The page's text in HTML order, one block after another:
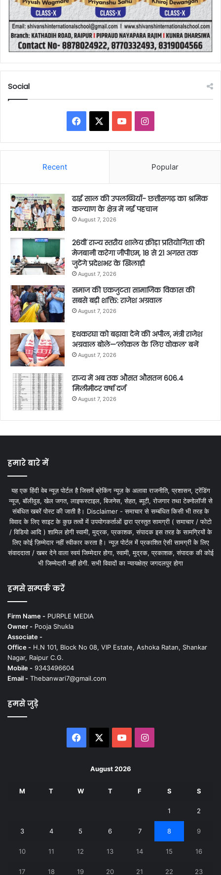
Social
Facebook YouTubeInstagram
Recent Popular
ढाई साल की उपलब्धियाँ- छत्तीसगढ़ का श्रमिक
कल्याण के क्षेत्र में नई पहचान
August 7, 2026
26वीं राज्य स्तरीय शालेय क्रीड़ा प्रतियोगिता की
मेजबानी करेगा जीपीएम, 18 से 21 अगस्त तक
जुटेंगे प्रदेशभर के खिलाड़ी
August 7, 2026
समाज की एकजुटता सामाजिक विकास की
सबसे बड़ी शक्ति: राजेश अग्रवाल
August 7, 2026
हथकरघा को बढ़ावा देने की अपील, मंत्री राजेश
अग्रवाल बोले—‘लोकल के लिए वोकल’ बनें
August 7, 2026
राज्य में अब तक औसत औसतन 606.4
मिलीमीटर वर्षा दर्ज
August 7, 2026
हमारे बारे में
यह एक हिंदी वेब न्यूज़ पोर्टल है जिसमें ब्रेकिंग न्यूज़ के अलावा राजनीति, प्रशासन, ट्रेंडिंग
न्यूज, बॉलीवुड, खेल जगत, लाइफस्टाइल, बिजनेस, सेहत, ब्यूटी, रोजगार तथा टेक्नोलॉजी से
संबंधित खबरें पोस्ट की जाती है। Disclaimer - समाचार से सम्बंधित किसी भी तरह के
विवाद के लिए साइट के कुछ तत्वों में उपयोगकर्ताओं द्वारा प्रस्तुत सामग्री ( समाचार / फोटो
/ विडियो आदि ) शामिल होगी स्वामी, मुद्रक, प्रकाशक, संपादक इस तरह के सामग्रियों के
लिए कोई ज़िम्मेदार नहीं स्वीकार करता है। न्यूज़ पोर्टल में प्रकाशित ऐसी सामग्री के लिए
संवाददाता / खबर देने वाला स्वयं जिम्मेदार होगा, स्वामी, मुद्रक, प्रकाशक, संपादक की कोई
भी जिम्मेदारी नहीं होगी. सभी विवादों का न्यायक्षेत्र जगदलपुर होगा
हमसे सम्पर्क करें
Firm Name - PURPLE MEDIA
Owner - Pooja Shukla
Associate -
Office - H.N 101, Block No 08, VIP Estate, Ashoka Ratan, Shankar
Nagar, Raipur C.G.
Mobile - 9343496604
Email - Thebanwari7@gmail.com
हमसे जुड़े
Facebook YouTubeInstagram
August 2026
M T W T F S S
1 2
3 4 5 6 7 8 9
10 11 12 13 14 15 16
17 18 19 20 21 22 23